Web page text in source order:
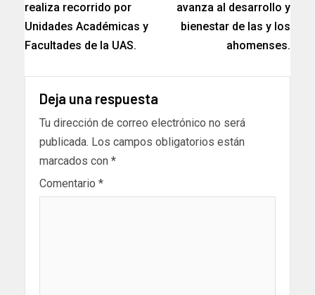
realiza recorrido por
Unidades Académicas y
Facultades de la UAS.
avanza al desarrollo y
bienestar de las y los
ahomenses.
Deja una respuesta
Tu dirección de correo electrónico no será
publicada. Los campos obligatorios están
marcados con *
Comentario *